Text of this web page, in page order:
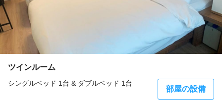
ツインルーム
シングルベッド 1台 & ダブルベッド 1台
部屋の設備